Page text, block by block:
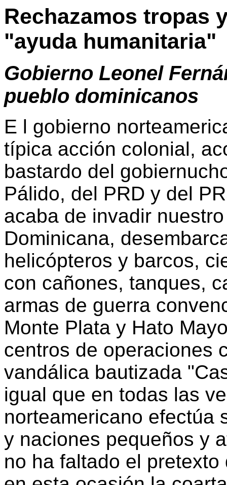
Rechazamos tropas
"ayuda humanitaria"
Gobierno Leonel
pueblo dominicanos
E l gobierno
típica acción colonial,
bastardo del
Pálido, del PRD y del
acaba de invadir
Dominicana,
helicópteros y barcos,
con cañones, tanques,
armas de guerra
Monte Plata y Hato
centros de operaciones
vandálica bautizada
igual que en todas las
norteamericano efectúa
y naciones pequeños y
no ha faltado el